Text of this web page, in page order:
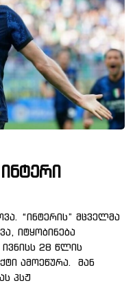
“ინტერის” მცველმა
იტყობინება
28 წლის
ამოეწურა. მან
პსჟ